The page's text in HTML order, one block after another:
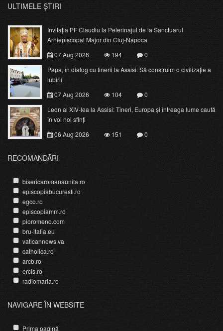
ULTIMELE ȘTIRI
Invitația PF Claudiu la Pelerinajul de la Sanctuarul
Arhiepiscopal Major din Cluj-Napoca
07 Aug 2026
194
0
Papa, în dialog cu tinerii la Assisi: Să construim o civilizație a
iubirii
07 Aug 2026
104
0
Leon al XIV-lea la Assisi: Tineri, Europa și întreaga lume caută
în voi noi sfinți
06 Aug 2026
151 0
RECOMANDĂRI
bisericaromanaunita.ro
episcopiabucuresti.ro
egco.ro
episcopiamm.ro
pioromeno.com
bru-italia.eu
vaticannews.va
catholica.ro
arcb.ro
ercis.ro
radiomaria.ro
NAVIGARE ÎN WEBSITE
Prima pagină